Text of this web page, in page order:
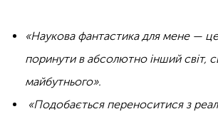
«Наукова фантастика для мене —
поринути в абсолютно інший світ,
майбутнього».
«Подобається переноситися з